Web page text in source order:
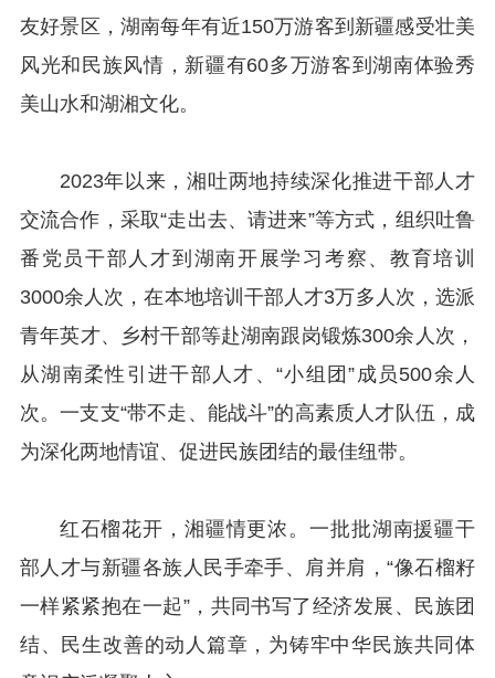
友好景区，湖南每年有近150万游客到新疆感受壮美
风光和民族风情，新疆有60多万游客到湖南体验秀
美山水和湖湘文化。
2023年以来，湘吐两地持续深化推进干部人才
交流合作，采取“走出去、请进来”等方式，组织吐鲁
番党员干部人才到湖南开展学习考察、教育培训
3000余人次，在本地培训干部人才3万多人次，选派
青年英才、乡村干部等赴湖南跟岗锻炼300余人次，
从湖南柔性引进干部人才、“小组团”成员500余人
次。一支支“带不走、能战斗”的高素质人才队伍，成
为深化两地情谊、促进民族团结的最佳纽带。
红石榴花开，湘疆情更浓。一批批湖南援疆干
部人才与新疆各族人民手牵手、肩并肩，“像石榴籽
一样紧紧抱在一起”，共同书写了经济发展、民族团
结、民生改善的动人篇章，为铸牢中华民族共同体